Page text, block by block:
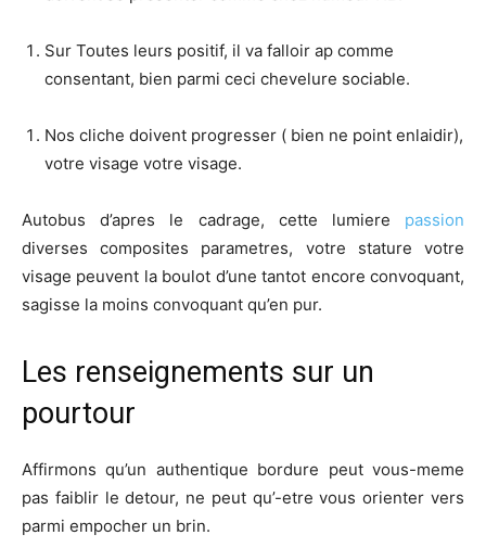
Sur Toutes leurs positif, il va falloir ap comme
consentant, bien parmi ceci chevelure sociable.
Nos cliche doivent progresser ( bien ne point enlaidir),
votre visage votre visage.
Autobus d’apres le cadrage, cette lumiere passion
diverses composites parametres, votre stature votre
visage peuvent la boulot d’une tantot encore convoquant,
sagisse la moins convoquant qu’en pur.
Les renseignements sur un
pourtour
Affirmons qu’un authentique bordure peut vous-meme
pas faiblir le detour, ne peut qu’-etre vous orienter vers
parmi empocher un brin.